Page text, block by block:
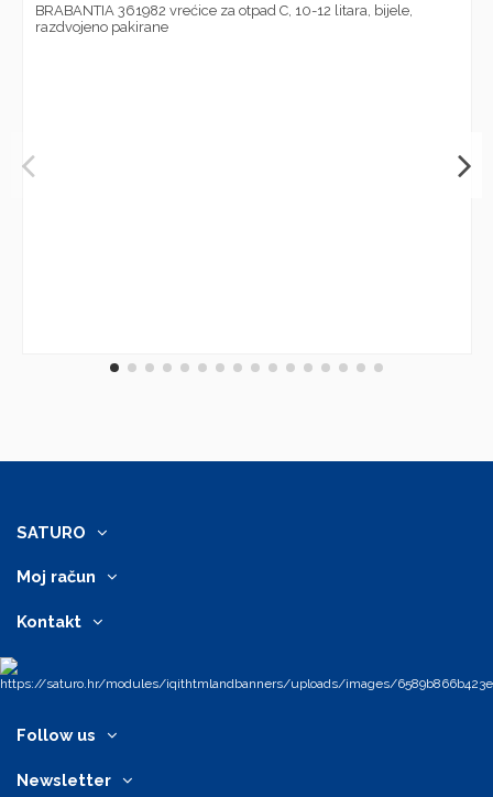
BRABANTIA 361982 vrećice za otpad C, 10-12 litara, bijele,
razdvojeno pakirane
SATURO
Moj račun
Kontakt
Follow us
Newsletter